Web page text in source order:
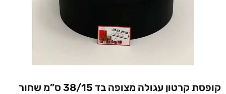
קופסת קרטון עגולה מצופה בד 38/15 ס”מ שחור